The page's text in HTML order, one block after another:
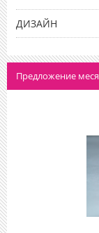
ДИЗАЙН
Предложение